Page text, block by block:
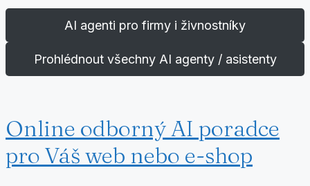
AI agenti pro firmy i živnostníky
Prohlédnout všechny AI agenty / asistenty
Online odborný AI poradce
pro Váš web nebo e-shop